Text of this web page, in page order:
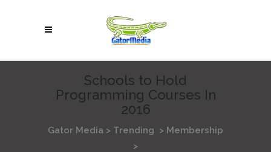
Schools to Hold
Programming Courses In
2016
Gator Media > Trending > Membership
>